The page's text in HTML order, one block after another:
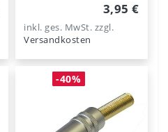
3,95 €
inkl. ges. MwSt. zzgl.
Versandkosten
-40%